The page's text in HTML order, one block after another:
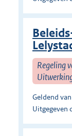
Regeling
Geldend
Uitgegeven